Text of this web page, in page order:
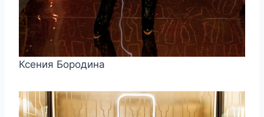
Ксения Бородина